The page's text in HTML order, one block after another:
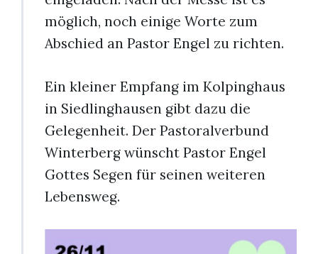
möglich, noch einige Worte zum
Abschied an Pastor Engel zu richten.
Ein kleiner Empfang im Kolpinghaus
in Siedlinghausen gibt dazu die
Gelegenheit. Der Pastoralverbund
Winterberg wünscht Pastor Engel
Gottes Segen für seinen weiteren
Lebensweg.